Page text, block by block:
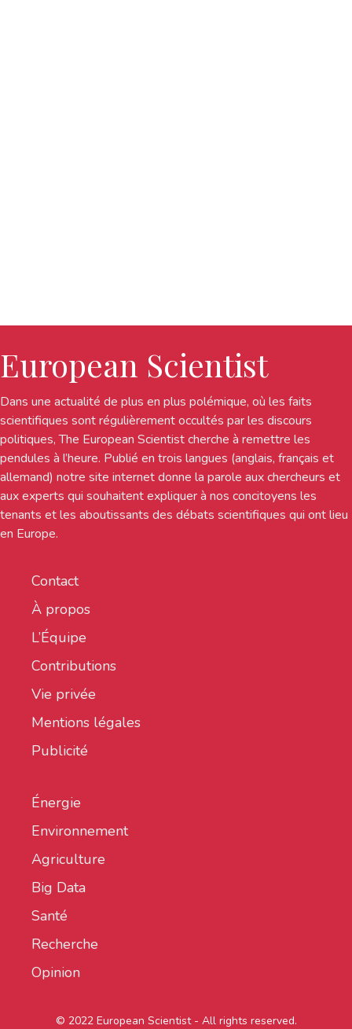
European Scientist
Dans une actualité de plus en plus polémique, où les faits
scientifiques sont régulièrement occultés par les discours
politiques, The European Scientist cherche à remettre les
pendules à l’heure. Publié en trois langues (anglais, français et
allemand) notre site internet donne la parole aux chercheurs et
aux experts qui souhaitent expliquer à nos concitoyens les
tenants et les aboutissants des débats scientifiques qui ont lieu
en Europe.
Contact
À propos
L’Équipe
Contributions
Vie privée
Mentions légales
Publicité
Énergie
Environnement
Agriculture
Big Data
Santé
Recherche
Opinion
© 2022 European Scientist - All rights reserved.